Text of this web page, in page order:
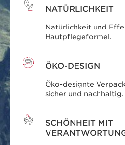
NATÜRLICHKEIT
Natürlichkeit und
Hautpflegeformel.
ÖKO-DESIGN
Öko-designte
sicher und nachhaltig.
SCHÖNHEIT MIT